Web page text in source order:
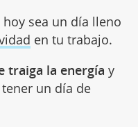
hoy sea un día lleno
en tu trabajo.
traiga la energía y
un día de